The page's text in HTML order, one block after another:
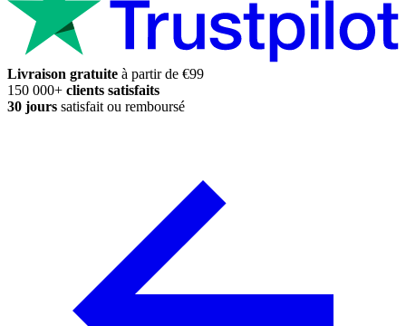
Livraison gratuite à partir de €99
150 000+ clients satisfaits
30 jours satisfait ou remboursé